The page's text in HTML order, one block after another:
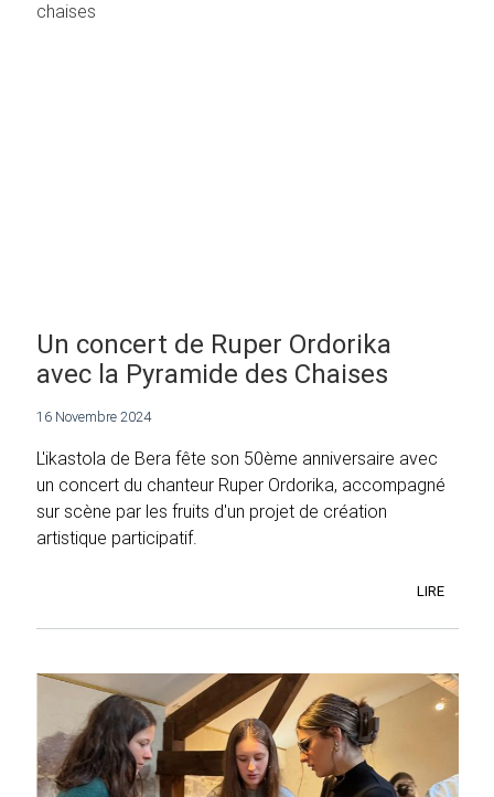
Un concert de Ruper Ordorika
avec la Pyramide des Chaises
16 Novembre 2024
L'ikastola de Bera fête son 50ème anniversaire avec
un concert du chanteur Ruper Ordorika, accompagné
sur scène par les fruits d'un projet de création
artistique participatif.
LIRE